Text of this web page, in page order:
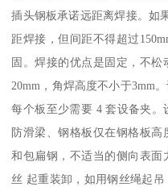
插头钢板承诺远距离焊接。如
距焊接，但间距不得超过
固。焊接的优点是固定，不
20mm，角焊高度不小于3mm
每个板至少需要 4 套设备夹。
防滑梁、钢格板仅在钢格板
和包扁钢，不适当的侧向表面
丝 起重装卸，如用钢丝绳起